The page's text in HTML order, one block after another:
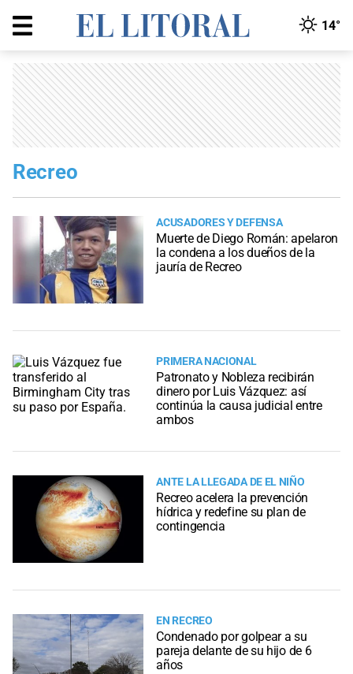
14°
Recreo
ACUSADORES Y DEFENSA
Muerte de Diego Román: apelaron
la condena a los dueños de la
jauría de Recreo
PRIMERA NACIONAL
Patronato y Nobleza recibirán
dinero por Luis Vázquez: así
continúa la causa judicial entre
ambos
ANTE LA LLEGADA DE EL NIÑO
Recreo acelera la prevención
hídrica y redefine su plan de
contingencia
EN RECREO
Condenado por golpear a su
pareja delante de su hijo de 6
años